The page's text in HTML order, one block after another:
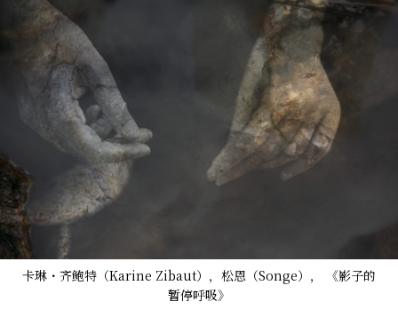
卡琳・齐鲍特（Karine Zibaut），松恩（Songe）， 《影子的
暂停呼吸》